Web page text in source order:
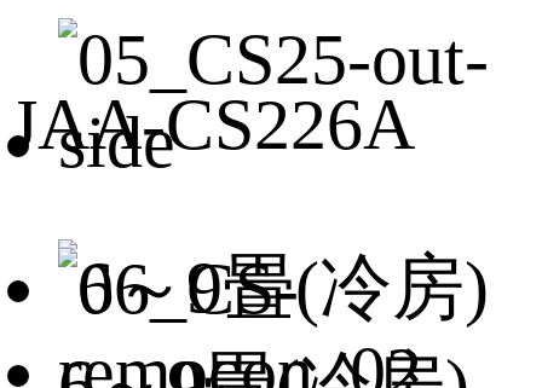
JAA-CS226A